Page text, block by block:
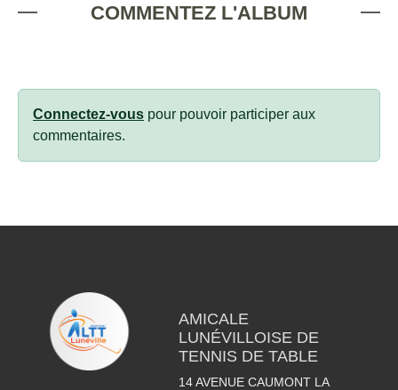
COMMENTEZ L'ALBUM
Connectez-vous pour pouvoir participer aux
commentaires.
AMICALE
LUNÉVILLOISE DE
TENNIS DE TABLE
14 AVENUE CAUMONT LA